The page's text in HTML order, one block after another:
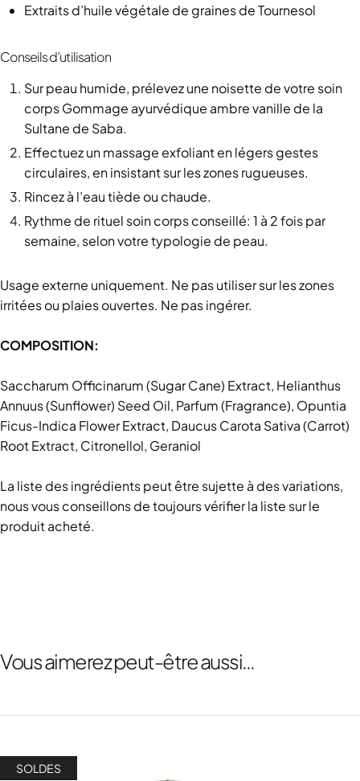
Extraits d’huile végétale de graines de Tournesol
Conseils d’utilisation
Sur peau humide, prélevez une noisette de votre soin
corps Gommage ayurvédique ambre vanille de la
Sultane de Saba.
Effectuez un massage exfoliant en légers gestes
circulaires, en insistant sur les zones rugueuses.
Rincez à l’eau tiède ou chaude.
Rythme de rituel soin corps conseillé: 1 à 2 fois par
semaine, selon votre typologie de peau.
Usage externe uniquement. Ne pas utiliser sur les zones
irritées ou plaies ouvertes. Ne pas ingérer.
COMPOSITION:
Saccharum Officinarum (Sugar Cane) Extract, Helianthus
Annuus (Sunflower) Seed Oil, Parfum (Fragrance), Opuntia
Ficus-Indica Flower Extract, Daucus Carota Sativa (Carrot)
Root Extract, Citronellol, Geraniol
La liste des ingrédients peut être sujette à des variations,
nous vous conseillons de toujours vérifier la liste sur le
produit acheté.
Vous aimerez peut-être aussi…
SOLDES